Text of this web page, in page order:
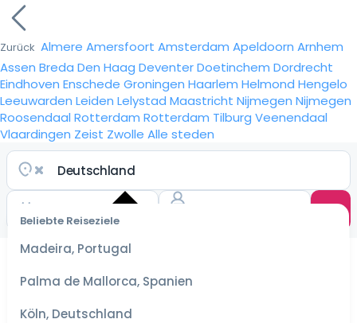
Zurück Almere Amersfoort Amsterdam Apeldoorn Arnhem
Assen Breda Den Haag DeventerDoetinchem Dordrecht
Eindhoven Enschede Groningen Haarlem Helmond Hengelo
Leeuwarden Leiden Lelystad Maastricht Nijmegen Nijmegen
Roosendaal Rotterdam Rotterdam Tilburg Veenendaal
Vlaardingen Zeist Zwolle Alle steden
Beliebte Reiseziele
Madeira, Portugal
Palma de Mallorca, Spanien
Köln, Deutschland
Wähle
Datum
für die
besten
Preise